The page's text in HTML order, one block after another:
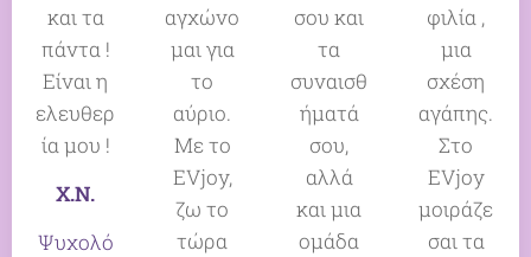
και τα
πάντα !
Είναι η
ελευθερ
ία μου !
Χ.Ν.
Ψυχολό
αγχώνο
μαι για
το
αύριο.
Με το
EVjoy,
ζω το
τώρα
σου και
τα
συναισθ
ήματά
σου,
αλλά
και μια
ομάδα
φιλία ,
μια
σχέση
αγάπης.
Στο
EVjoy
μοιράζε
σαι τα